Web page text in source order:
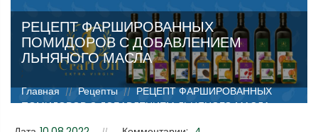
РЕЦЕПТ ФАРШИРОВАННЫХ
ПОМИДОРОВ С ДОБАВЛЕНИЕМ
ЛЬНЯНОГО МАСЛА
;
Главная // Рецепты // РЕЦЕПТ ФАРШИРОВАННЫХ
ПОМИДОРОВ С ДОБАВЛЕНИЕМ ЛЬНЯНОГО МАСЛА